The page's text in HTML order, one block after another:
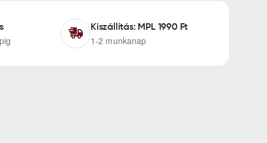
Kiszállítás: MPL 1990 Ft
1-2 munkanap